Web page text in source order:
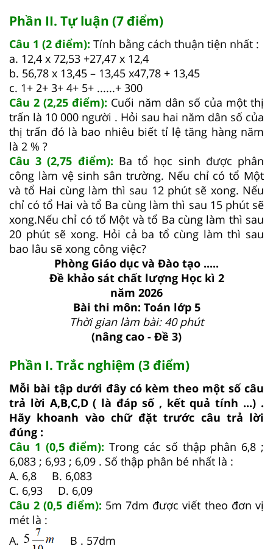
Phần II. Tự luận (7 điểm)
Câu 1 (2 điểm): Tính bằng cách thuận tiện nhất :
a. 12,4 x 72,53 +27,47 x 12,4
b. 56,78 x 13,45 – 13,45 x47,78 + 13,45
c. 1+ 2+ 3+ 4+ 5+ ......+ 300
Câu 2 (2,25 điểm): Cuối năm dân số của một thị
trấn là 10 000 người . Hỏi sau hai năm dân số của
thị trấn đó là bao nhiêu biết tỉ lệ tăng hàng năm
là 2 % ?
Câu 3 (2,75 điểm): Ba tổ học sinh được phân
công làm vệ sinh sân trường. Nếu chỉ có tổ Một
và tổ Hai cùng làm thì sau 12 phút sẽ xong. Nếu
chỉ có tổ Hai và tổ Ba cùng làm thì sau 15 phút sẽ
xong.Nếu chỉ có tổ Một và tổ Ba cùng làm thì sau
20 phút sẽ xong. Hỏi cả ba tổ cùng làm thì sau
bao lâu sẽ xong công việc?
Phòng Giáo dục và Đào tạo .....
Đề khảo sát chất lượng Học kì 2
năm 2026
Bài thi môn: Toán lớp 5
Thời gian làm bài: 40 phút
(nâng cao - Đề 3)
Phần I. Trắc nghiệm (3 điểm)
Mỗi bài tập dưới đây có kèm theo một số câu
trả lời A,B,C,D ( là đáp số , kết quả tính ...) .
Hãy khoanh vào chữ đặt trước câu trả lời
đúng :
Câu 1 (0,5 điểm): Trong các số thập phân 6,8 ;
6,083 ; 6,93 ; 6,09 . Số thập phân bé nhất là :
A. 6,8 B. 6,083
C. 6,93 D. 6,09
Câu 2 (0,5 điểm): 5m 7dm được viết theo đơn vị
mét là :
A.
B . 57dm